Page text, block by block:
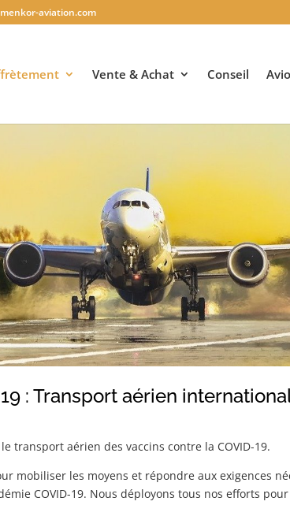
aviation.com
Vente & Achat Conseil
: Transport aérien
transport aérien des vaccins contre la COVID-19.
mobiliser les moyens et répondre aux exigences
COVID-19. Nous déployons tous nos efforts